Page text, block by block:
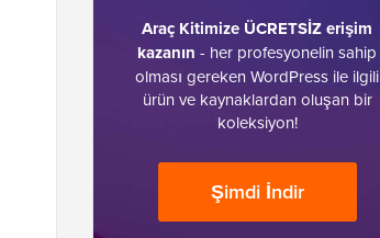
Araç Kitimize ÜCRETSİZ erişim
kazanın - her profesyonelin sahip
olması gereken WordPress ile ilgili
ürün ve kaynaklardan oluşan bir
koleksiyon!
Şimdi İndir